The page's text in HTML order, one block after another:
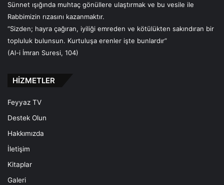
Sünnet ışığında muhtaç gönüllere ulaştırmak ve bu vesile ile
Rabbimizin rızasını kazanmaktır.
“Sizden; hayra çağıran, iyiliği emreden ve kötülükten sakındıran bir
topluluk bulunsun. Kurtuluşa erenler işte bunlardır”
(Al-i İmran Suresi, 104)
HİZMETLER
Feyyaz TV
Destek Olun
Hakkımızda
İletişim
Kitaplar
Galeri